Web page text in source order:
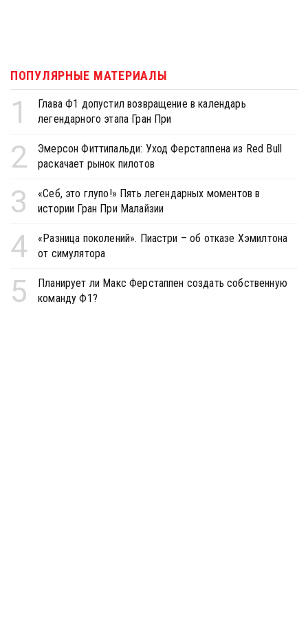
ПОПУЛЯРНЫЕ МАТЕРИАЛЫ
1
Глава Ф1 допустил возвращение в календарь
легендарного этапа Гран При
2
Эмерсон Фиттипальди: Уход Ферстаппена из Red Bull
раскачает рынок пилотов
3
«Себ, это глупо!» Пять легендарных моментов в
истории Гран При Малайзии
4
«Разница поколений». Пиастри – об отказе Хэмилтона
от симулятора
5
Планирует ли Макс Ферстаппен создать собственную
команду Ф1?